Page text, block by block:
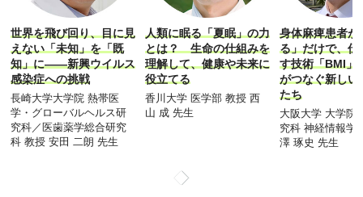
世界を飛び回り、目に見
えない「未知」を「既
知」に――新興ウイルス
感染症への挑戦
長崎大学大学院 熱帯医
学・グローバルヘルス研
究科／医歯薬学総合研究
科 教授 安田 二朗 先生
人類に眠る「夏眠」の力
とは？ 生命の仕組みを
理解して、健康や未来に
役立てる
香川大学 医学部 教授 西
山 成 先生
身体麻痺患者が
る」だけで、伝
す技術「BMI
がつなぐ新しい
たち
大阪大学 大学院
究科 神経情報学
澤 琢史 先生